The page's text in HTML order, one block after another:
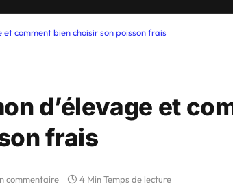
et comment bien choisir son poisson frais
d’élevage et
frais
commentaire 4 Min Temps de lecture